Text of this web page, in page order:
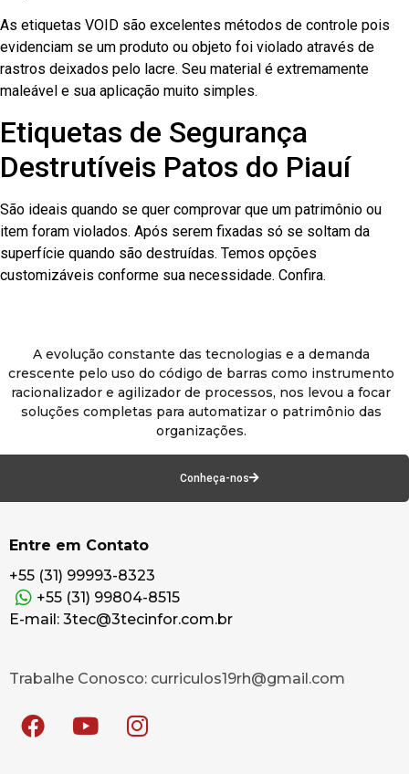
As etiquetas VOID são excelentes métodos de controle pois
evidenciam se um produto ou objeto foi violado através de
rastros deixados pelo lacre. Seu material é extremamente
maleável e sua aplicação muito simples.
Etiquetas de Segurança
Destrutíveis Patos do Piauí
São ideais quando se quer comprovar que um patrimônio ou
item foram violados. Após serem fixadas só se soltam da
superfície quando são destruídas. Temos opções
customizáveis conforme sua necessidade. Confira.
A evolução constante das tecnologias e a demanda
crescente pelo uso do código de barras como instrumento
racionalizador e agilizador de processos, nos levou a focar
soluções completas para automatizar o patrimônio das
organizações.
Conheça-nos
Entre em Contato
+55 (31) 99993-8323
+55 (31) 99804-8515
E-mail: 3tec@3tecinfor.com.br
Trabalhe Conosco: curriculos19rh@gmail.com